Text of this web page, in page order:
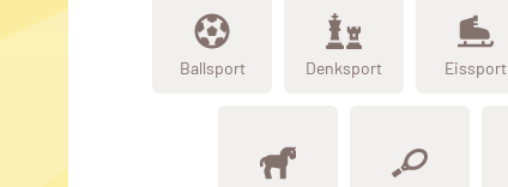
Ballsport Denksport Eissport